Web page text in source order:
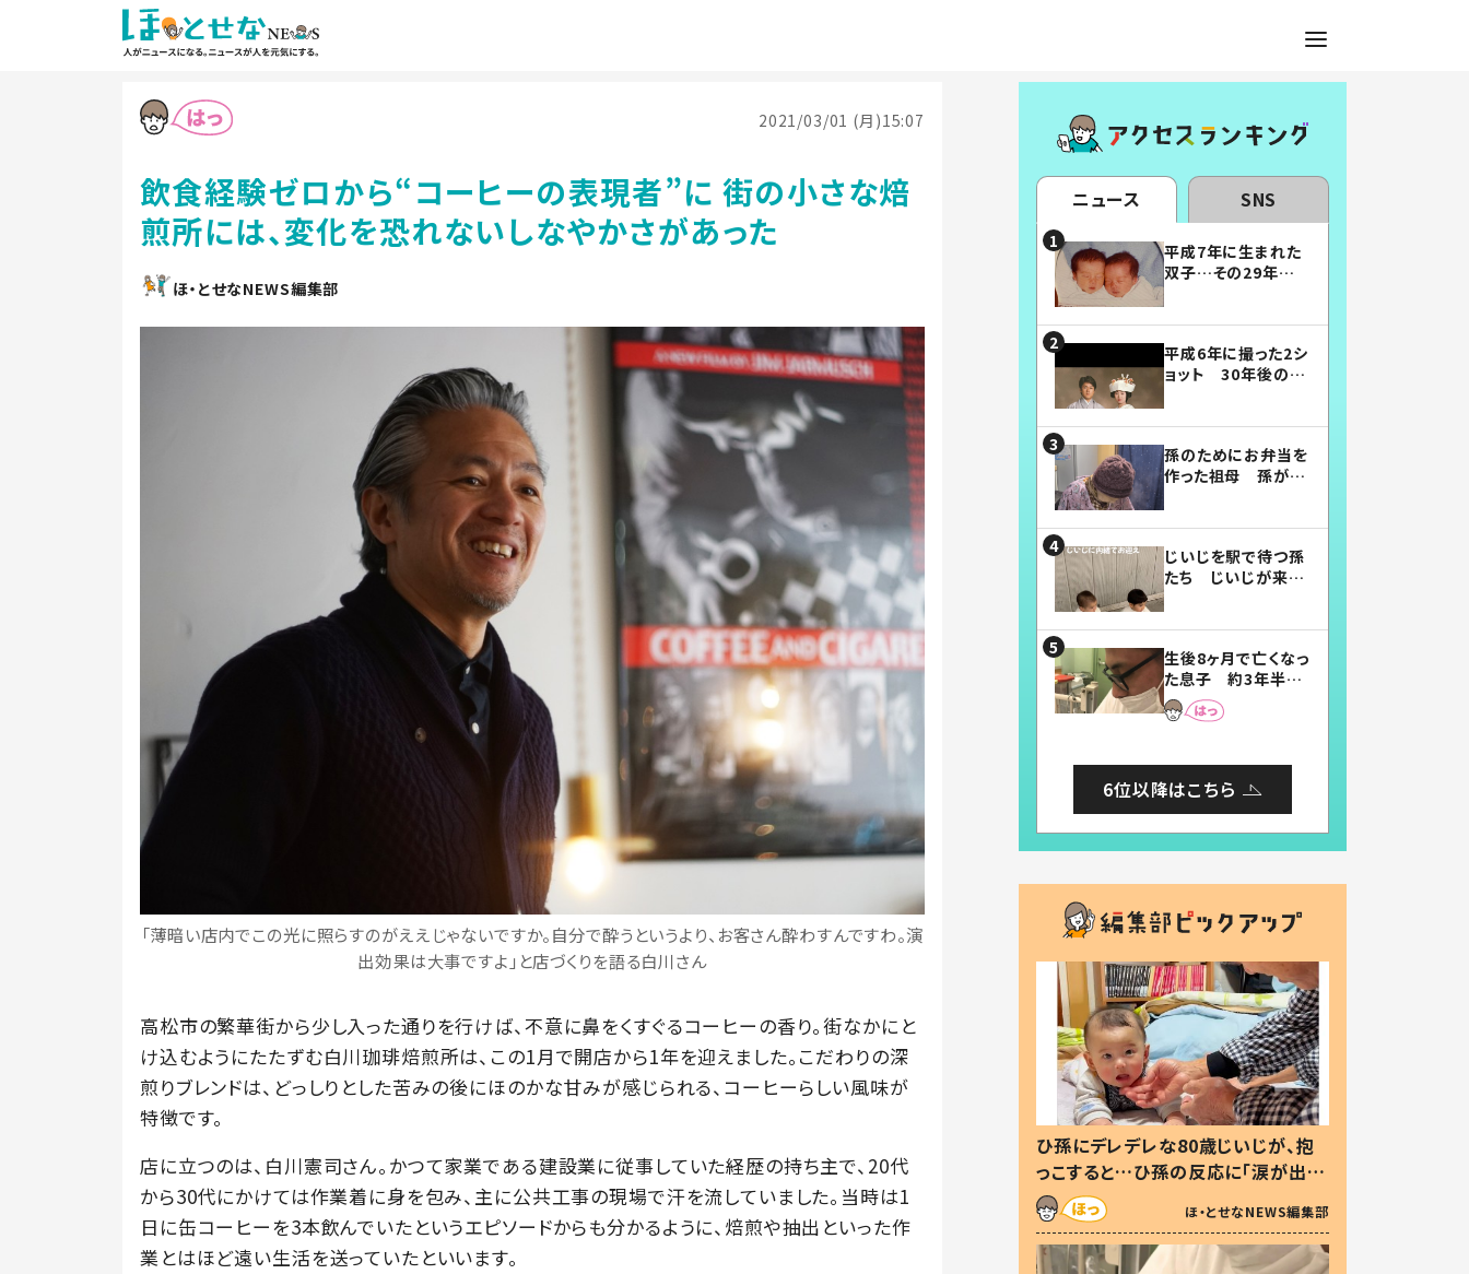
2021/03/01 (月)15:07
飲食経験ゼロから“コーヒーの表現者”に 街の小さな焙
煎所には、変化を恐れないしなやかさがあった
ほ・とせなNEWS編集部
「薄暗い店内でこの光に照らすのがええじゃないですか。自分で酔うというより、お客さん酔わすんですわ。演
出効果は大事ですよ」と店づくりを語る白川さん
高松市の繁華街から少し入った通りを行けば、不意に鼻をくすぐるコーヒーの香り。街なかにと
け込むようにたたずむ白川珈琲焙煎所は、この1月で開店から1年を迎えました。こだわりの深
煎りブレンドは、どっしりとした苦みの後にほのかな甘みが感じられる、コーヒーらしい風味が
特徴です。
店に立つのは、白川憲司さん。かつて家業である建設業に従事していた経歴の持ち主で、20代
から30代にかけては作業着に身を包み、主に公共工事の現場で汗を流していました。当時は1
日に缶コーヒーを3本飲んでいたというエピソードからも分かるように、焙煎や抽出といった作
業とはほど遠い生活を送っていたといいます。
ニュース SNS
平成7年に生まれた
双子…その29年後
平成6年に撮った2シ
ョット 30年後の姿
孫のためにお弁当を
作った祖母 孫が絶
じいじを駅で待つ孫
たち じいじが来た
まらない」「幸せにな
れる」
生後8ヶ月で亡くなっ
た息子 約3年半
後、当時の妻の日記
に書いてあった本音
6位以降はこちら
ひ孫にデレデレな80歳じいじが、抱
っこすると…ひ孫の反応に「涙が出ま
した」「可愛くて仕方ない」
ほ・とせなNEWS編集部